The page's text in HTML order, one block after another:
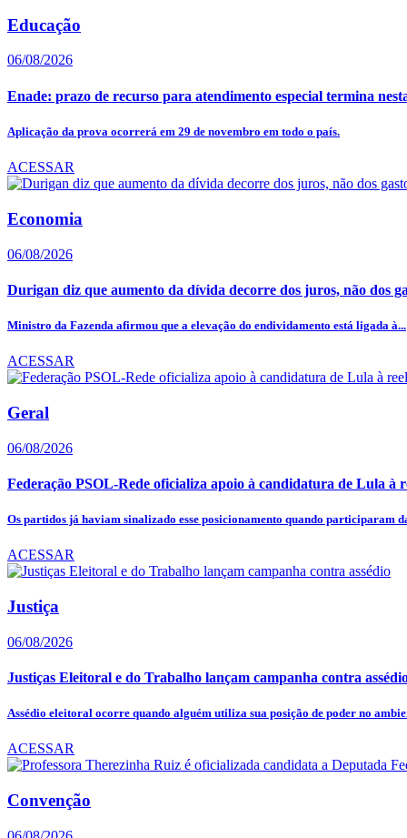
Educação
06/08/2026
Enade: prazo de recurso para atendimento especial termina
Aplicação da prova ocorrerá em 29 de novembro em todo o país.
ACESSAR
Economia
06/08/2026
Durigan diz que aumento da dívida decorre dos juros, não dos
Ministro da Fazenda afirmou que a elevação do endividamento está ligada à...
ACESSAR
Geral
06/08/2026
Federação PSOL-Rede oficializa apoio à candidatura de Lula à
Os partidos já haviam sinalizado esse posicionamento quando participaram
ACESSAR
Justiça
06/08/2026
Justiças Eleitoral e do Trabalho lançam campanha contra
Assédio eleitoral ocorre quando alguém utiliza sua posição de poder no
ACESSAR
Convenção